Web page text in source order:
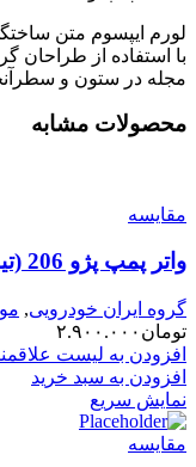
لورم ایپسوم متن
با استفاده از طراحان
مجله در ستون و
محصولات مشابه
مقایسه
واتر پمپ پژو 206 (تیپ:2-3) SUNEX سانکس
گروه ایران خودرویی,
تومان ۲.۹۰۰.۰۰۰
افزودن به لیست
افزودن به سبد خرید
نمایش سریع
مقایسه